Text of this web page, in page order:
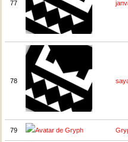
77
78
79